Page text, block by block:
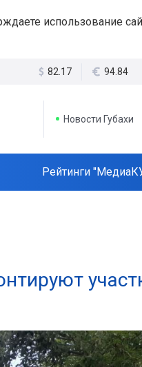
использование
82.17 94.84
Новости Губахи
Рейтинги